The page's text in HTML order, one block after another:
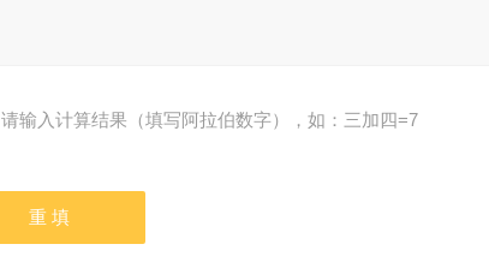
请输入计算结果（填写阿拉伯数字），如：三加四=7